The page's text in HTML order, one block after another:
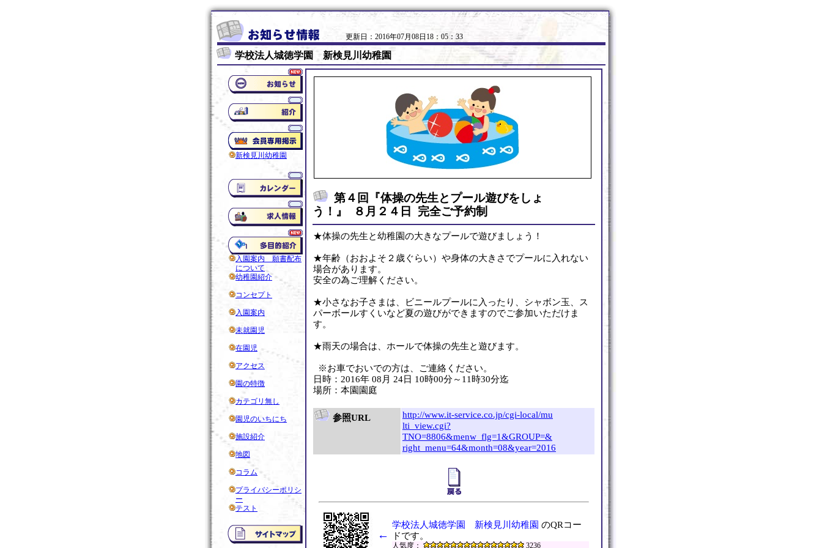
更新日：2016年07月08日18：05：33
学校法人城徳学園 新検見川幼稚園
新検見川幼稚園
入園案内 願書配布
について
幼稚園紹介
コンセプト
入園案内
未就園児
在園児
アクセス
園の特徴
カテゴリ無し
園児のいちにち
施設紹介
地図
コラム
プライバシーポリシ
ー
テスト
第４回『体操の先生とプール遊びをしょ
う！』 ８月２４日 完全ご予約制
★体操の先生と幼稚園の大きなプールで遊びましょう！
★年齢（おおよそ２歳ぐらい）や身体の大きさでプールに入れない
場合があります。
安全の為ご理解ください。
★小さなお子さまは、ビニールプールに入ったり、シャボン玉、ス
パーボールすくいなど夏の遊びができますのでご参加いただけま
す。
★雨天の場合は、ホールで体操の先生と遊びます。
※お車でおいでの方は、ご連絡ください。
日時：2016年 08月 24日 10時00分～11時30分迄
場所：本園園庭
参照URL
http://www.it-service.co.jp/cgi-local/mu
lti_view.cgi?
TNO=8806&menw_flg=1&GROUP=&
right_menu=64&month=08&year=2016
←
学校法人城徳学園 新検見川幼稚園 のQRコー
ドです。
人気度： 3236